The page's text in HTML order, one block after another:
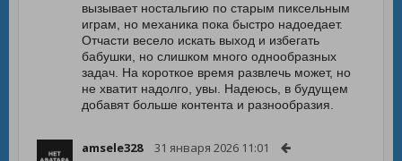
вызывает ностальгию по старым пиксельным
играм, но механика пока быстро надоедает.
Отчасти весело искать выход и избегать
бабушки, но слишком много однообразных
задач. На короткое время развлечь может, но
не хватит надолго, увы. Надеюсь, в будущем
добавят больше контента и разнообразия.
amsele328 31 января 2026 11:01